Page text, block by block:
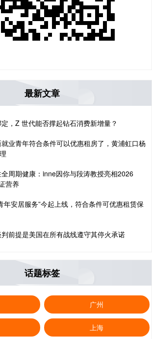
最新文章
，Z 世代能否撑起钻石消费新增量？
业青年符合条件可以优惠租房了，黄浦虹口杨
周期健康：inne因你与段涛教授亮相2026
营养
年安居服务”今起上线，符合条件可优惠租赁保
前提是美国在所有战线遵守其停火承诺
话题标签
广州
上海